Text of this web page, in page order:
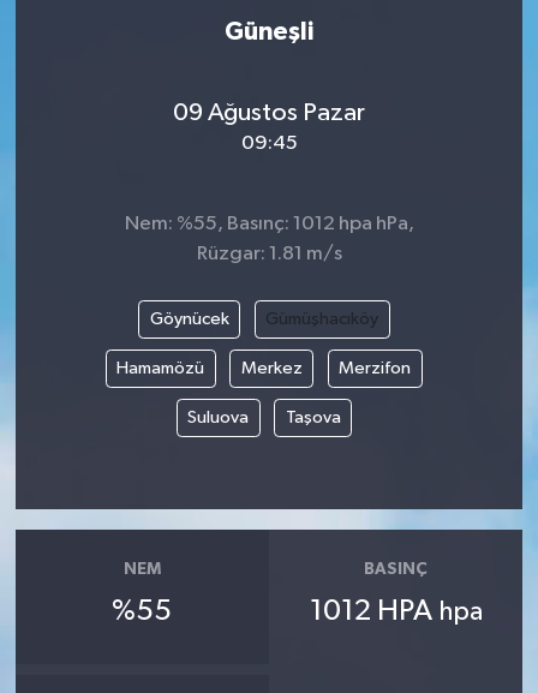
Güneşli
09 Ağustos Pazar
09:45
Nem: %55, Basınç: 1012 hpa hPa,
Rüzgar: 1.81 m/s
Göynücek Gümüşhacıköy
Hamamözü Merkez Merzifon
Suluova Taşova
NEM
%55
BASINÇ
1012 HPA hpa
Bilim, Teknoloji